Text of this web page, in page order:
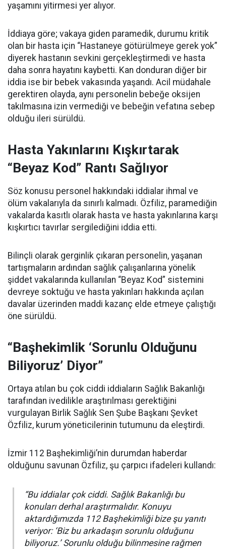
yaşamını yitirmesi yer alıyor.
İddiaya göre; vakaya giden paramedik, durumu kritik
olan bir hasta için “Hastaneye götürülmeye gerek yok”
diyerek hastanın sevkini gerçekleştirmedi ve hasta
daha sonra hayatını kaybetti. Kan donduran diğer bir
iddia ise bir bebek vakasında yaşandı. Acil müdahale
gerektiren olayda, aynı personelin bebeğe oksijen
takılmasına izin vermediği ve bebeğin vefatına sebep
olduğu ileri sürüldü.
Hasta Yakınlarını Kışkırtarak
“Beyaz Kod” Rantı Sağlıyor
Söz konusu personel hakkındaki iddialar ihmal ve
ölüm vakalarıyla da sınırlı kalmadı. Özfiliz, paramediğin
vakalarda kasıtlı olarak hasta ve hasta yakınlarına karşı
kışkırtıcı tavırlar sergilediğini iddia etti.
Bilinçli olarak gerginlik çıkaran personelin, yaşanan
tartışmaların ardından sağlık çalışanlarına yönelik
şiddet vakalarında kullanılan “Beyaz Kod” sistemini
devreye soktuğu ve hasta yakınları hakkında açılan
davalar üzerinden maddi kazanç elde etmeye çalıştığı
öne sürüldü.
“Başhekimlik ‘Sorunlu Olduğunu
Biliyoruz’ Diyor”
Ortaya atılan bu çok ciddi iddiaların Sağlık Bakanlığı
tarafından ivedilikle araştırılması gerektiğini
vurgulayan Birlik Sağlık Sen Şube Başkanı Şevket
Özfiliz, kurum yöneticilerinin tutumunu da eleştirdi.
İzmir 112 Başhekimliği’nin durumdan haberdar
olduğunu savunan Özfiliz, şu çarpıcı ifadeleri kullandı:
“Bu iddialar çok ciddi. Sağlık Bakanlığı bu
konuları derhal araştırmalıdır. Konuyu
aktardığımızda 112 Başhekimliği bize şu yanıtı
veriyor: ‘Biz bu arkadaşın sorunlu olduğunu
biliyoruz.’ Sorunlu olduğu bilinmesine rağmen